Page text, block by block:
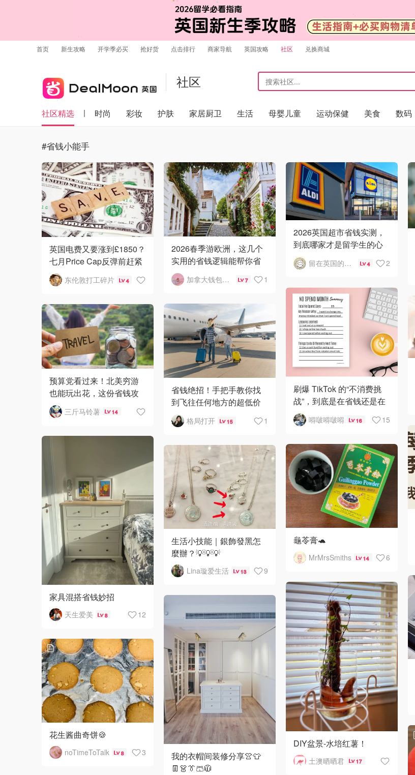
首页 新生攻略 开学季必买 抢好货 点击排行 商家导航 英国攻略 社区 兑换商城
社区
社区精选 时尚 彩妆 护肤 家居厨卫 生活 母婴儿童 运动保健 美食 数码
#省钱小能手
英国电费又要涨到£1850？
七月Price Cap反弹前赶紧
做这5件事
东伦敦打工碎片 4
2026春季游欧洲，这几个
实用的省钱逻辑能帮你省
下一半预算
加拿大钱包警告 7 1
2026英国超市省钱实测，
到底哪家才是留学生的心
头好
留在英国的日子 4 2
刷爆 TikTok 的“不消费挑
战”，到底是在省钱还是在
自我感动？
嘚啵嘚啵嘚 16 15
省钱绝招！手把手教你找
到飞往任何地方的超低价
机票！
格局打开 15 1
预算党看过来！北美穷游
也能玩出花，这份省钱攻
略赶紧收好！
三斤马铃薯 14
家具混搭省钱妙招
天生爱美 8 12
龜苓膏🐢
MrMrsSmiths 14 6
生活小技能｜銀飾發黑怎
麼辦？💡💡💡
Lina璇爱生活 13 9
DIY盆景-水培红薯！
土澳晒晒君 17
我的衣帽间装修分享👚👕
👖👗👔🩳🧥
花生酱曲奇饼🍪
noTimeToTalk 8 3